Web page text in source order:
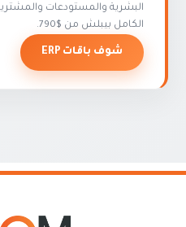
الكامل بيبلش من $790.
شوف باقات ERP